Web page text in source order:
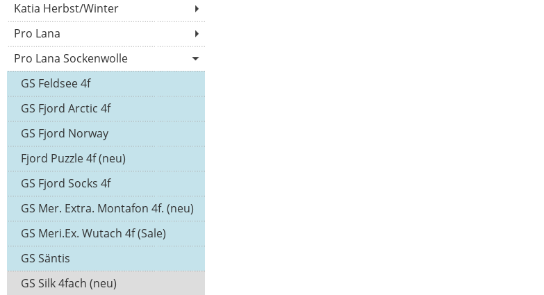
Katia Herbst/Winter
Pro Lana
Pro Lana Sockenwolle
GS Feldsee 4f
GS Fjord Arctic 4f
GS Fjord Norway
Fjord Puzzle 4f (neu)
GS Fjord Socks 4f
GS Mer. Extra. Montafon 4f. (neu)
GS Meri.Ex. Wutach 4f (Sale)
GS Säntis
GS Silk 4fach (neu)